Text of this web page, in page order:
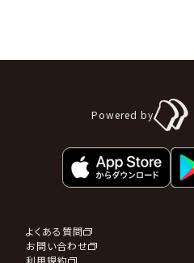
Powered by
よくある質問
お問い合わせ
利用規約